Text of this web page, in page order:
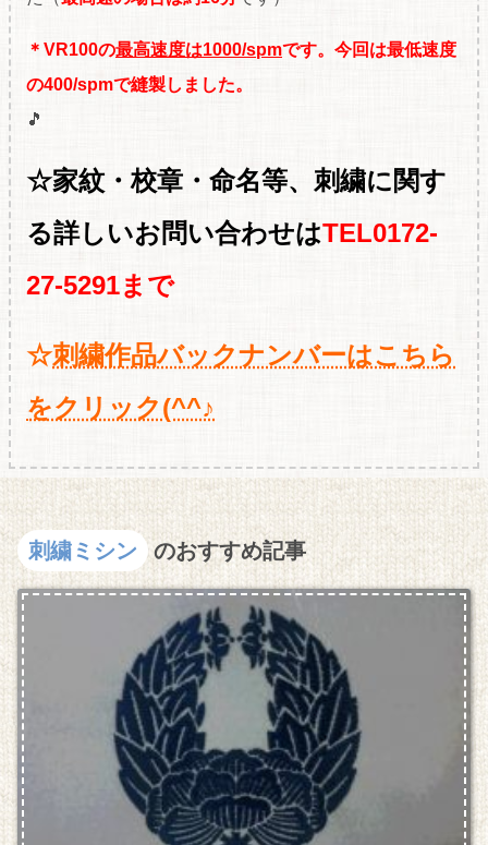
＊VR100の最高速度は1000/spmです。 今回は最低速度
の400/spmで縫製しました。
🎵
☆家紋・校章・命名等、刺繍に関す
る詳しいお問い合わせはTEL0172-
27-5291まで
☆刺繍作品バックナンバーはこちら
をクリック(^^♪
刺繍ミシン のおすすめ記事